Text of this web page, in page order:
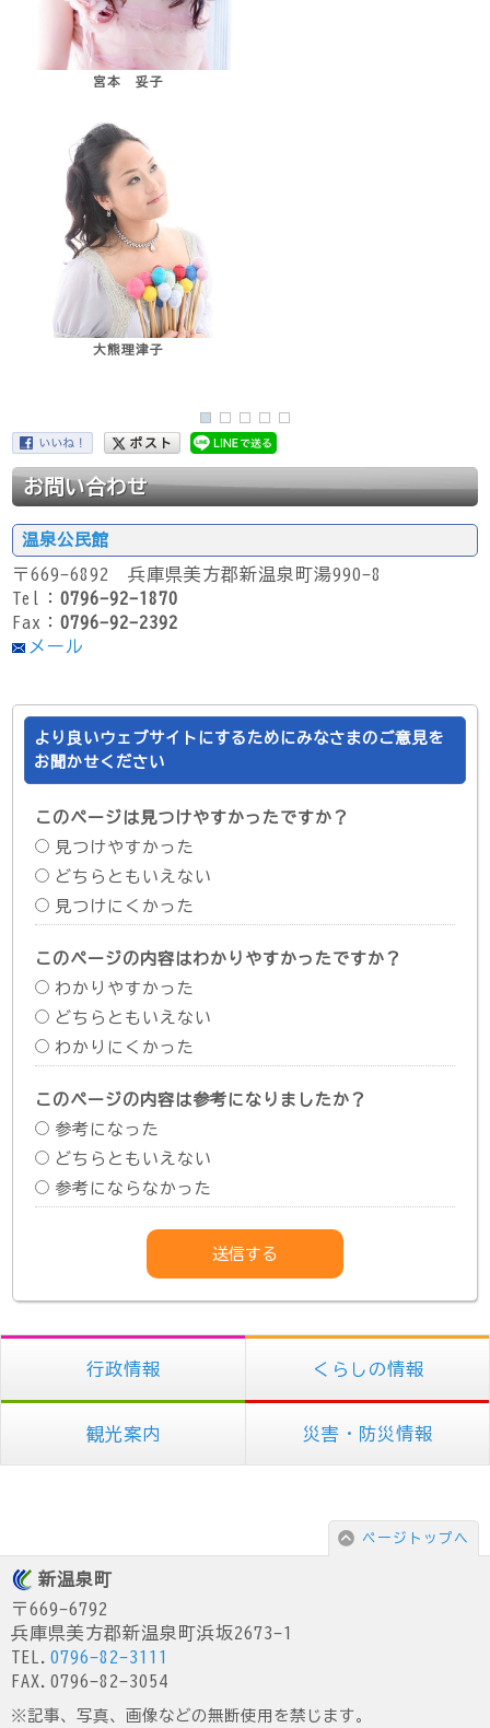
宮本 妥子
大熊理津子
お問い合わせ
温泉公民館
〒669-6892 兵庫県美方郡新温泉町湯990-8
Tel：0796-92-1870
Fax：0796-92-2392
メール
より良いウェブサイトにするためにみなさまのご意見を
お聞かせください
このページは見つけやすかったですか？
見つけやすかった
どちらともいえない
見つけにくかった
このページの内容はわかりやすかったですか？
わかりやすかった
どちらともいえない
わかりにくかった
このページの内容は参考になりましたか？
参考になった
どちらともいえない
参考にならなかった
行政情報 くらしの情報
観光案内 災害・防災情報
ページトップへ
新温泉町
〒669-6792
兵庫県美方郡新温泉町浜坂2673-1
TEL. 0796-82-3111
FAX.0796-82-3054
※記事、写真、画像などの無断使用を禁じます。